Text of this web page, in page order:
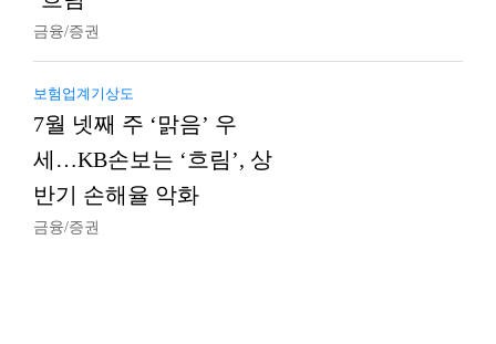
금융/증권
보험업계기상도
7월 넷째 주 ‘맑음’ 우
세…KB손보는 ‘흐림’, 상
반기 손해율 악화
금융/증권